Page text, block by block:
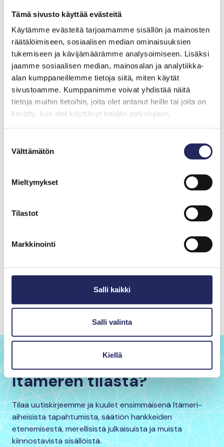
Tämä sivusto käyttää evästeitä
Käytämme evästeitä tarjoamamme sisällön ja mainosten
räätälöimiseen, sosiaalisen median ominaisuuksien
tukemiseen ja kävijämäärämme analysoimiseen. Lisäksi
jaamme sosiaalisen median, mainosalan ja analytiikka-
alan kumppaneillemme tietoja siitä, miten käytät
sivustoamme. Kumppanimme voivat yhdistää näitä
tietoja muihin tietoihin, joita olet antanut heille tai joita on
kerätty, kun olet käyttänyt heidän palvelujaan.
valinta
Välttämätön
Mieltymykset
Tilastot
Markkinointi
Salli kaikki
Salli valinta
Kiellä
merikuljetusten turvallisuutta ja pohditaan meriemme
tulevaisuutta muuttuvassa maailmassa.
Ohjelman juontaa tiedeviestijä Emil Johansson.
Wellamon aulatilassa on lisäksi meriaiheista ohjelmaa
kaikenikäisille.
Ohjelmasta vastaavat John Nurmisen Säätiö,
Kymenlaakson pelastuslaitos, Meriturvallisuuden ja -
seura ja Tieteen päivät.
Itämeri-ruokavalioon kuuluu villikalaa ja kasviksia. Kuva: Petri
Anttila
Haluatko pysyä kartalla
Itämeren tilasta?
Tilaa uutiskirjeemme ja kuulet ensimmäisenä Itämeri-
aiheisista tapahtumista, säätiön hankkeiden
etenemisestä, merellisistä julkaisuista ja muista
kiinnostavista sisällöistä.